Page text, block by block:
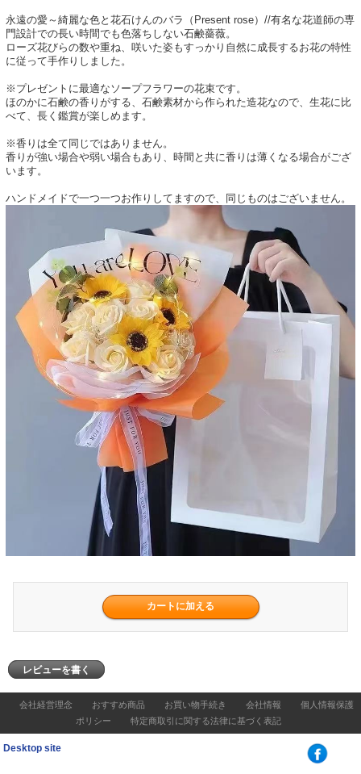
永遠の愛～綺麗な色と花石けんのバラ（Present rose）//有名な花道師の専
門設計での長い時間でも色落ちしない石鹸薔薇。
ローズ花びらの数や重ね、咲いた姿もすっかり自然に成長するお花の特性
に従って手作りしました。
※プレゼントに最適なソープフラワーの花束です。
ほのかに石鹸の香りがする、石鹸素材から作られた造花なので、生花に比
べて、長く鑑賞が楽しめます。
※香りは全て同じではありません。
香りが強い場合や弱い場合もあり、時間と共に香りは薄くなる場合がござ
います。
ハンドメイドで一つ一つお作りしてますので、同じものはございません。
レビューを書く
会社経営理念 おすすめ商品 お買い物手続き 会社情報
個人情報保護
ポリシー
特定商取引に関する法律に基づく表記
Desktop site